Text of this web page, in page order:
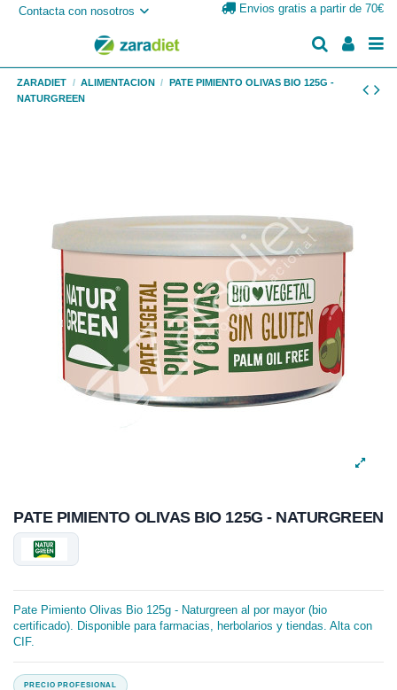
Contacta con nosotros Envios gratis a partir de 70€
ZARADIET ALIMENTACION
PATE PIMIENTO OLIVAS BIO 125G -
NATURGREEN
PATE PIMIENTO OLIVAS BIO 125G - NATURGREEN
Pate Pimiento Olivas Bio 125g - Naturgreen al por mayor (bio
certificado). Disponible para farmacias, herbolarios y tiendas. Alta con
CIF.